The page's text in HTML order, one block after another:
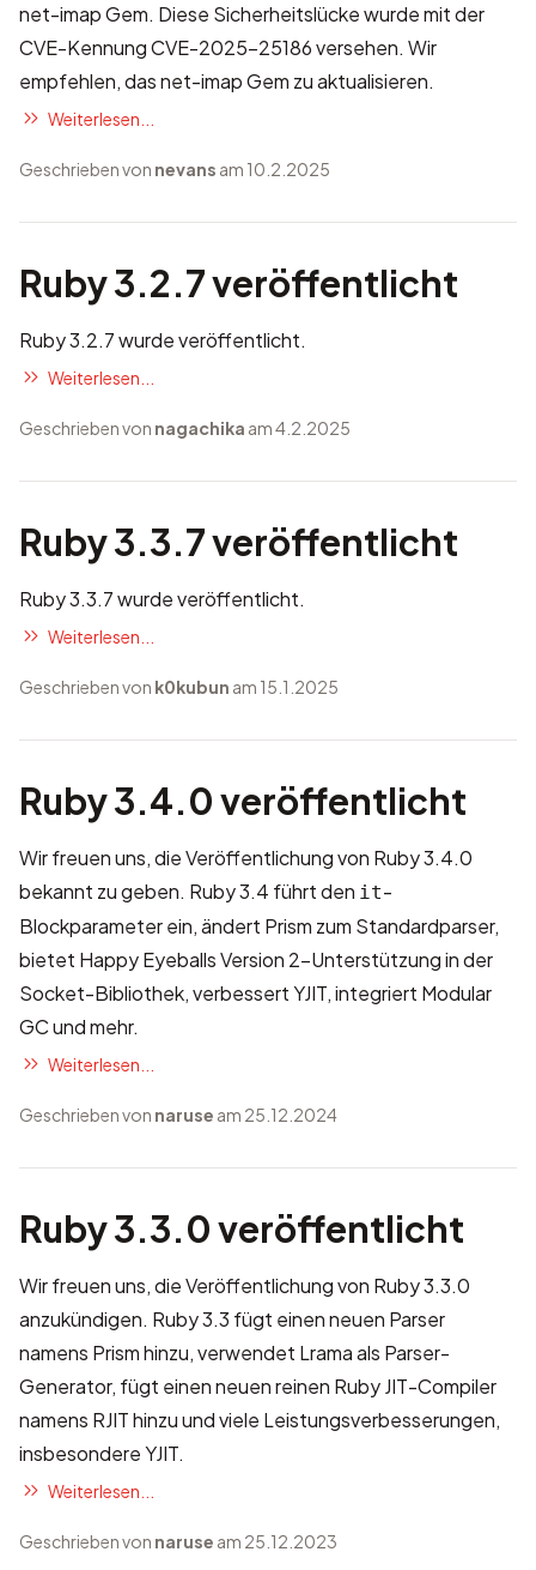
net-imap Gem. Diese Sicherheitslücke wurde mit der
CVE-KennungCVE-2025-25186versehen. Wir
empfehlen, das net-imap Gem zu aktualisieren.
Weiterlesen...
Geschrieben von nevans am 10.2.2025
Ruby 3.2.7 veröffentlicht
Ruby 3.2.7 wurde veröffentlicht.
Weiterlesen...
Geschrieben von nagachika am 4.2.2025
Ruby 3.3.7 veröffentlicht
Ruby 3.3.7 wurde veröffentlicht.
Weiterlesen...
Geschrieben von k0kubun am 15.1.2025
Ruby 3.4.0 veröffentlicht
Wir freuen uns, die Veröffentlichung von Ruby 3.4.0
bekannt zu geben. Ruby 3.4 führt den it-
Blockparameter ein, ändert Prism zum Standardparser,
bietet Happy Eyeballs Version 2-Unterstützung in der
Socket-Bibliothek, verbessert YJIT, integriert Modular
GC und mehr.
Weiterlesen...
Geschrieben von naruse am 25.12.2024
Ruby 3.3.0 veröffentlicht
Wir freuen uns, die Veröffentlichung von Ruby 3.3.0
anzukündigen. Ruby 3.3 fügt einen neuen Parser
namens Prism hinzu, verwendet Lrama als Parser-
Generator, fügt einen neuen reinen Ruby JIT-Compiler
namens RJIT hinzu und viele Leistungsverbesserungen,
insbesondere YJIT.
Weiterlesen...
Geschrieben von naruse am 25.12.2023